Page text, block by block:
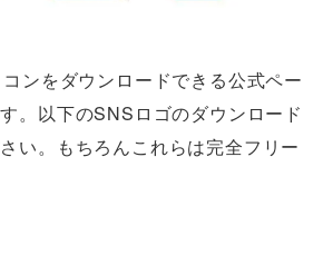
ンをダウンロードできる公式ペー
。以下のSNSロゴのダウンロード
い。もちろんこれらは完全フリー